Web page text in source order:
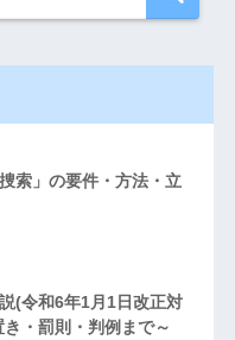
索」の要件・方法・立
(令和6年1月1日改正対
・罰則・判例まで～